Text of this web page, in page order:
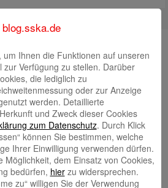
feiert Einweihung des neuen
2026
im Mittelpunkt e.V. 24. Juli 2026
Bewegung und Begegnungen –
blog.sska.de
Ihnen die Funktionen auf unseren
Verfügung zu stellen. Darüber
die lediglich zu
oder zur Anzeige
werden. Detaillierte
und Zweck dieser Cookies
zum Datenschutz. Durch Klick
können Sie bestimmen, welche
Ihrer Einwilligung verwenden dürfen.
Möglichkeit, dem Einsatz von Cookies,
bedürfen, hierzu widersprechen.
zu“ willigen Sie der Verwendung